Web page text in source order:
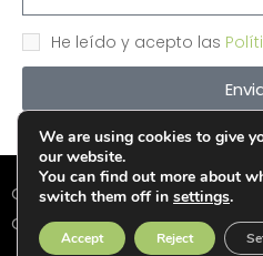
He leído y acepto las
Condiciones de Venta|Política de
Cookies|Aviso Legal
We are using cookies to give
our website.
You can find out more about
switch them off in settings.
Accept Reject